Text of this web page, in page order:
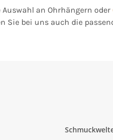
an Ohrhängern oder
Sie bei uns auch die